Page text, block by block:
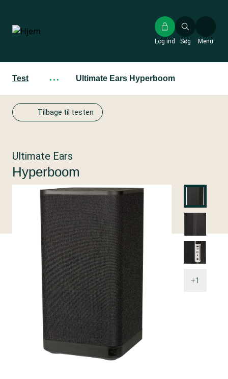
hovedindhold
Søg
Log ind Menu
Test ··· Ultimate Ears Hyperboom
Tilbage til testen
+1
Ultimate Ears
Hyperboom